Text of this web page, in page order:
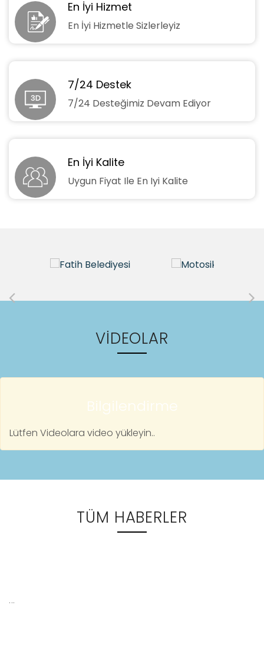
En İyi Hizmet
En İyi Hizmetle Sizlerleyiz
7/24 Destek
7/24 Desteğimiz Devam Ediyor
En İyi Kalite
Uygun Fiyat Ile En Iyi Kalite
VIDEOLAR
Bilgilendirme
Lütfen Videolara video yükleyin..
TÜM HABERLER
...